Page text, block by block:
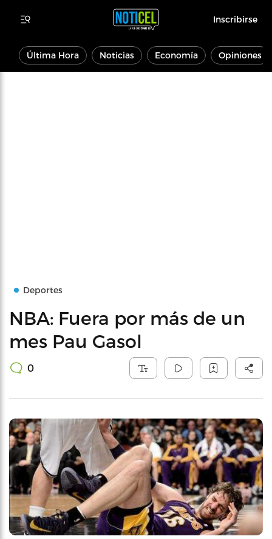
Inscribirse
Última Hora Noticias Economía Opiniones
Deportes
NBA: Fuera por más de un
mes Pau Gasol
0